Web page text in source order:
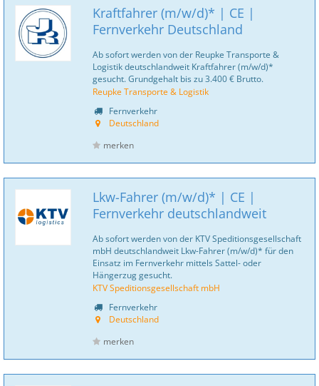
Kraftfahrer (m/w/d)* | CE |
Fernverkehr Deutschland
Ab sofort werden von der Reupke Transporte &
Logistik deutschlandweit Kraftfahrer (m/w/d)*
gesucht. Grundgehalt bis zu 3.400 € Brutto.
Reupke Transporte & Logistik
Fernverkehr
Deutschland
merken
Lkw-Fahrer (m/w/d)* | CE |
Fernverkehr deutschlandweit
Ab sofort werden von der KTV Speditionsgesellschaft
mbH deutschlandweit Lkw-Fahrer (m/w/d)* für den
Einsatz im Fernverkehr mittels Sattel- oder
Hängerzug gesucht.
KTV Speditionsgesellschaft mbH
Fernverkehr
Deutschland
merken